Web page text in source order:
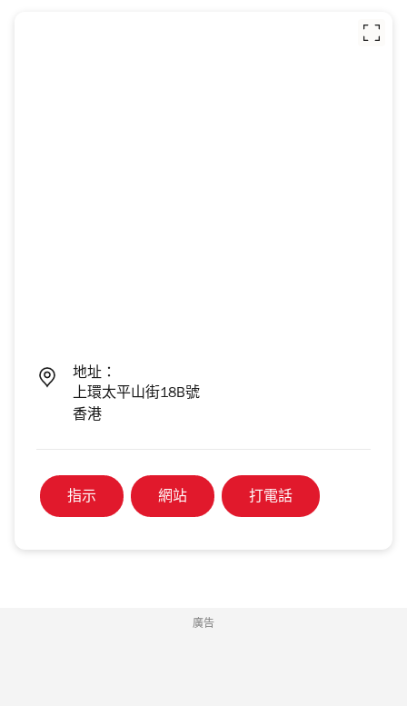
地址：
上環太平山街18B號
香港
指示 網站 打電話
廣告